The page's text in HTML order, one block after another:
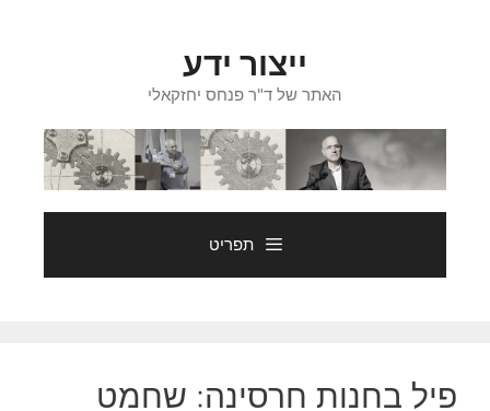
ייצור ידע
האתר של ד"ר פנחס יחזקאלי
תפריט
פיל בחנות חרסינה: שחמט